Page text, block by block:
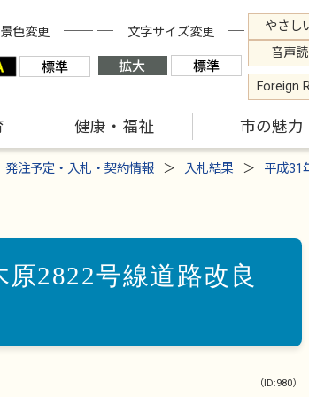
色変更 文字サイズ変更
やさし
音声
Foreign
健康・福祉 市の魅力
発注予定・入札・契約情報 入札結果
平成31
2822号線道路改良
（ID:980）